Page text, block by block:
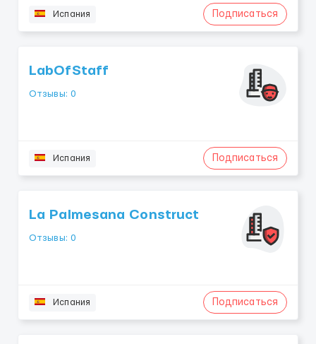
Испания Подписаться
LabOfStaff
Отзывы: 0
Испания Подписаться
La Palmesana Construct
Отзывы: 0
Испания Подписаться